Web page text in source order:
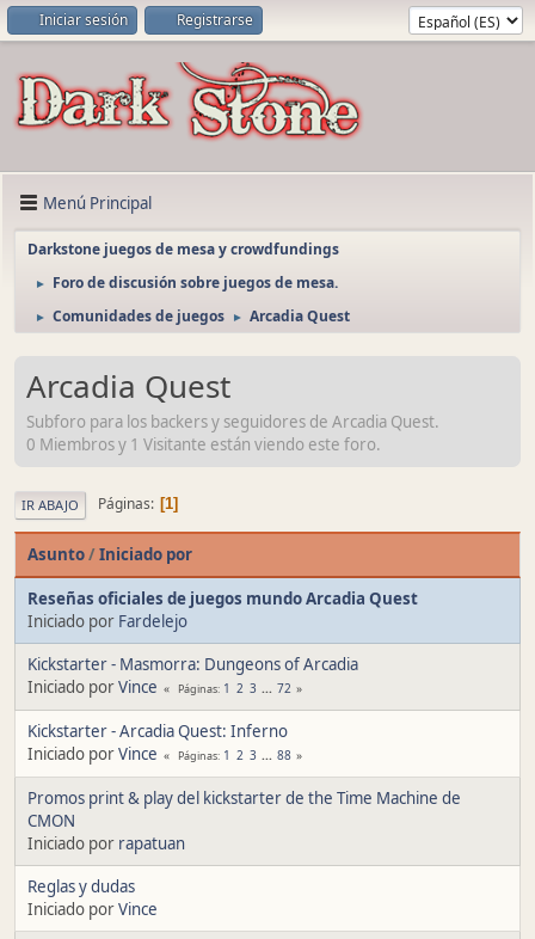
Iniciar sesión Registrarse
Menú Principal
Darkstone juegos de mesa y crowdfundings
► Foro de discusión sobre juegos de mesa.
► Comunidades de juegos ► Arcadia Quest
Arcadia Quest
Subforo para los backers y seguidores de Arcadia Quest.
0 Miembros y 1 Visitante están viendo este foro.
IR ABAJO Páginas 1
Asunto/Iniciado por
Reseñas oficiales de juegos mundo Arcadia Quest
Iniciado por Fardelejo
Kickstarter - Masmorra: Dungeons of Arcadia
Iniciado porVince Páginas 1 2 3 ... 72
Kickstarter - Arcadia Quest: Inferno
Iniciado porVince Páginas 1 2 3 ... 88
Promos print & play del kickstarter de the Time Machine de
CMON
Iniciado por rapatuan
Reglas y dudas
Iniciado porVince